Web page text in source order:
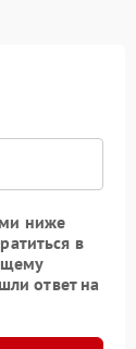
ниже
в
ответ на